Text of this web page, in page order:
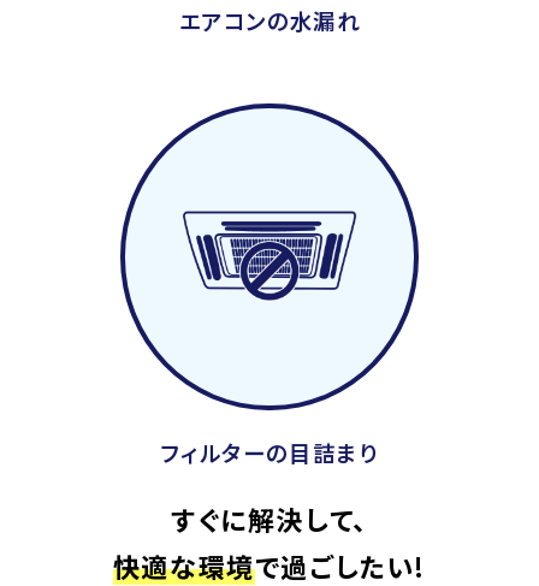
エアコンの水漏れ
フィルターの目詰まり
すぐに解決して、
快適な環境で過ごしたい!